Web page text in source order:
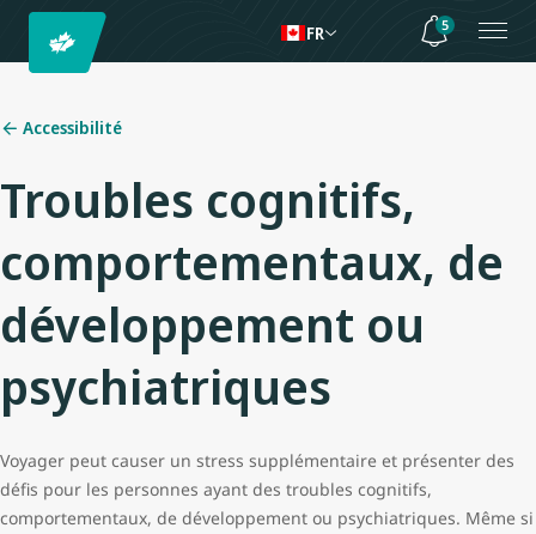
FR 5
Accessibilité
Troubles cognitifs,
comportementaux, de
développement ou
psychiatriques
Voyager peut causer un stress supplémentaire et présenter des
défis pour les personnes ayant des troubles cognitifs,
comportementaux, de développement ou psychiatriques. Même si